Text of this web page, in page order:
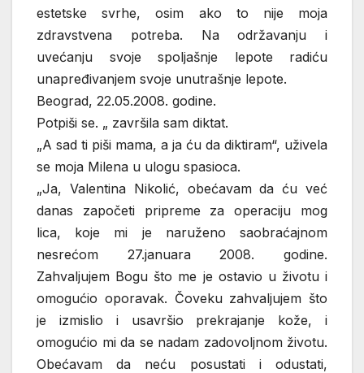
estetske svrhe, osim ako to nije moja
zdravstvena potreba. Na održavanju i
uvećanju svoje spoljašnje lepote radiću
unapređivanjem svoje unutrašnje lepote.
Beograd, 22.05.2008. godine.
Potpiši se. „ završila sam diktat.
„A sad ti piši mama, a ja ću da diktiram“, uživela
se moja Milena u ulogu spasioca.
„Ja, Valentina Nikolić, obećavam da ću već
danas započeti pripreme za operaciju mog
lica, koje mi je naruženo saobraćajnom
nesrećom 27.januara 2008. godine.
Zahvaljujem Bogu što me je ostavio u životu i
omogućio oporavak. Čoveku zahvaljujem što
je izmislio i usavršio prekrajanje kože, i
omogućio mi da se nadam zadovoljnom životu.
Obećavam da neću posustati i odustati,